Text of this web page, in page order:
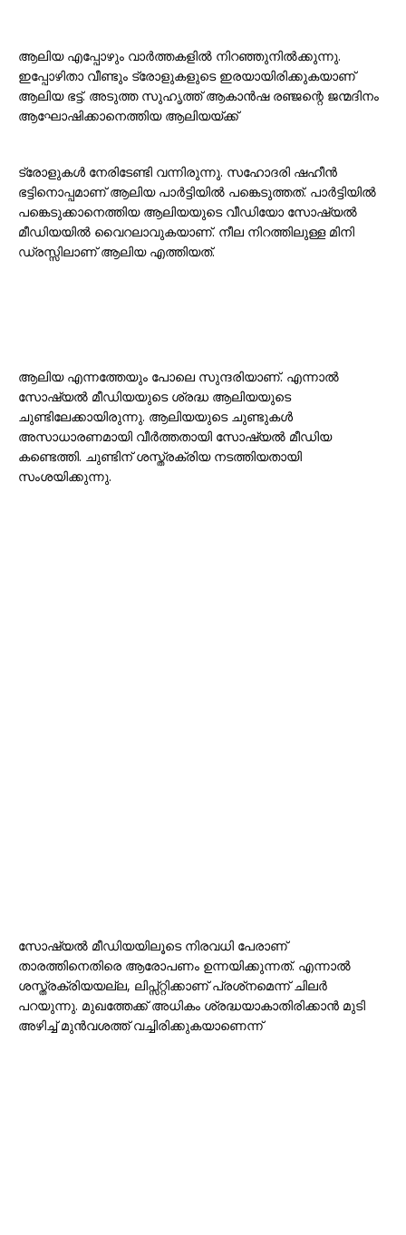
ആലിയ എപ്പോഴും വാർത്തകളിൽ നിറഞ്ഞുനിൽക്കുന്നു.
ഇപ്പോഴിതാ വീണ്ടും ട്രോളുകളുടെ ഇരയായിരിക്കുകയാണ്
ആലിയ ഭട്ട്. അടുത്ത സുഹൃത്ത് ആകാൻഷ രഞ്ജന്റെ ജന്മദിനം
ആഘോഷിക്കാനെത്തിയ ആലിയയ്ക്ക്
ട്രോളുകൾ നേരിടേണ്ടി വന്നിരുന്നു. സഹോദരി ഷഹീൻ
ഭട്ടിനൊപ്പമാണ് ആലിയ പാർട്ടിയിൽ പങ്കെടുത്തത്. പാർട്ടിയിൽ
പങ്കെടുക്കാനെത്തിയ ആലിയയുടെ വീഡിയോ സോഷ്യൽ
മീഡിയയിൽ വൈറലാവുകയാണ്. നീല നിറത്തിലുള്ള മിനി
ഡ്രസ്സിലാണ് ആലിയ എത്തിയത്.
ആലിയ എന്നത്തേയും പോലെ സുന്ദരിയാണ്. എന്നാൽ
സോഷ്യൽ മീഡിയയുടെ ശ്രദ്ധ ആലിയയുടെ
ചുണ്ടിലേക്കായിരുന്നു. ആലിയയുടെ ചുണ്ടുകൾ
അസാധാരണമായി വീർത്തതായി സോഷ്യൽ മീഡിയ
കണ്ടെത്തി. ചുണ്ടിന് ശസ്ത്രക്രിയ നടത്തിയതായി
സംശയിക്കുന്നു.
സോഷ്യൽ മീഡിയയിലൂടെ നിരവധി പേരാണ്
താരത്തിനെതിരെ ആരോപണം ഉന്നയിക്കുന്നത്. എന്നാൽ
ശസ്ത്രക്രിയയല്ല, ലിപ്സ്റ്റിക്കാണ് പ്രശ്‌നമെന്ന് ചിലർ
പറയുന്നു. മുഖത്തേക്ക് അധികം ശ്രദ്ധയാകാതിരിക്കാൻ മുടി
അഴിച്ച് മുൻവശത്ത് വച്ചിരിക്കുകയാണെന്ന്